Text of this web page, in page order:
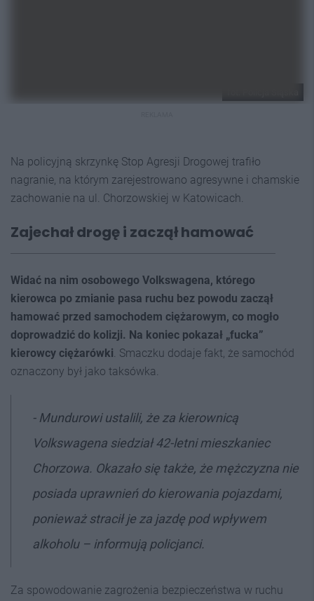
Na policyjną skrzynkę Stop Agresji Drogowej trafiło
nagranie, na którym zarejestrowano agresywne i chamskie
zachowanie na ul. Chorzowskiej w Katowicach.
Zajechał drogę i zaczął hamować
Widać na nim osobowego Volkswagena, którego
kierowca po zmianie pasa ruchu bez powodu zaczął
hamować przed samochodem ciężarowym, co mogło
doprowadzić do kolizji. Na koniec pokazał „fucka”
kierowcy ciężarówki . Smaczku dodaje fakt, że samochód
oznaczony był jako taksówka.
- Mundurowi ustalili, że za kierownicą
Volkswagena siedział 42-letni mieszkaniec
Chorzowa. Okazało się także, że mężczyzna nie
posiada uprawnień do kierowania pojazdami,
ponieważ stracił je za jazdę pod wpływem
alkoholu – informują policjanci.
Za spowodowanie zagrożenia bezpieczeństwa w ruchu